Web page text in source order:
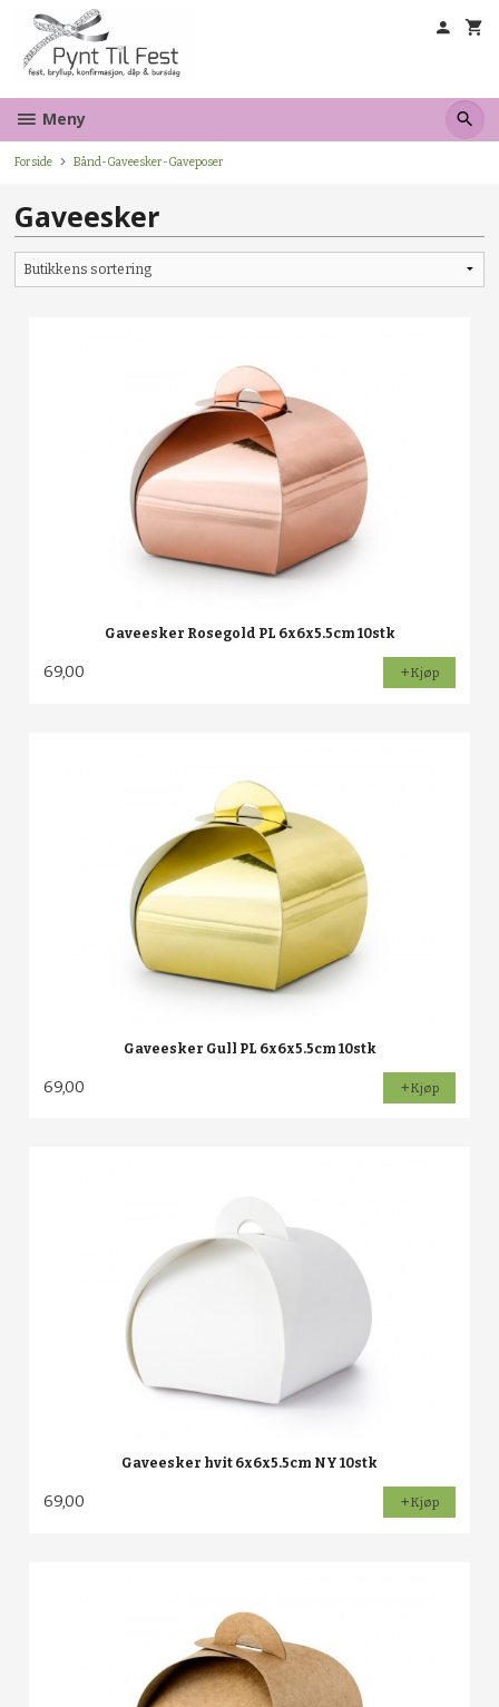
innholdet
Meny
Forside Bånd-Gaveesker-Gaveposer
Gaveesker
Gaveesker Rosegold PL 6x6x5.5cm 10stk
69,00 Kjøp
Gaveesker Gull PL 6x6x5.5cm 10stk
69,00 Kjøp
Gaveesker hvit 6x6x5.5cm NY 10stk
69,00 Kjøp